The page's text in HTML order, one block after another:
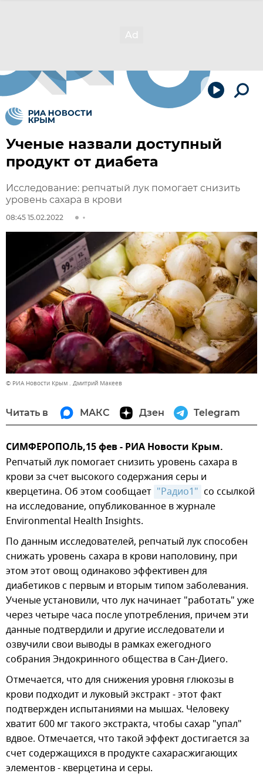
Ученые назвали доступный
продукт от диабета
Исследование: репчатый лук помогает снизить
уровень сахара в крови
08:45 15.02.2022
© РИА Новости Крым . Дмитрий Макеев
Читать в МАКС Дзен Telegram
СИМФЕРОПОЛЬ,15 фев - РИА Новости Крым.
Репчатый лук помогает снизить уровень сахара в
крови за счет высокого содержания серы и
кверцетина. Об этом сообщает "Радио1" со ссылкой
на исследование, опубликованное в журнале
Environmental Health Insights.
По данным исследователей, репчатый лук способен
снижать уровень сахара в крови наполовину, при
этом этот овощ одинаково эффективен для
диабетиков с первым и вторым типом заболевания.
Ученые установили, что лук начинает "работать" уже
через четыре часа после употребления, причем эти
данные подтвердили и другие исследователи и
озвучили свои выводы в рамках ежегодного
собрания Эндокринного общества в Сан-Диего.
Отмечается, что для снижения уровня глюкозы в
крови подходит и луковый экстракт - этот факт
подтвержден испытаниями на мышах. Человеку
хватит 600 мг такого экстракта, чтобы сахар "упал"
вдвое. Отмечается, что такой эффект достигается за
счет содержащихся в продукте сахарасжигающих
элементов - кверцетина и серы.